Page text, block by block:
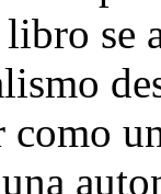
libro
como
una